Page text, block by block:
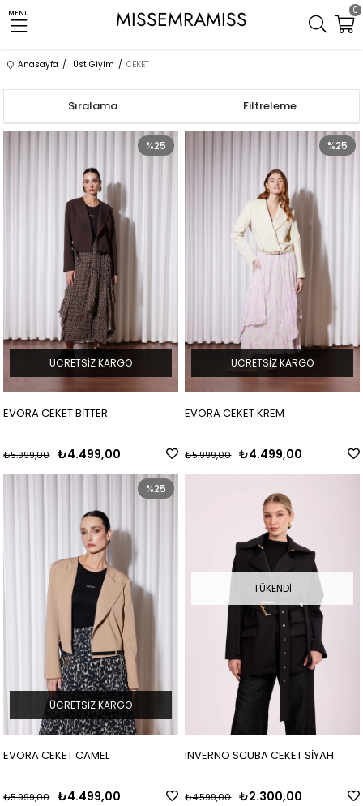
MENU MISSEMRAMISS 0
Anasayfa Üst Giyim CEKET
Filtreleme
Sıralama
EVORA CEKET BİTTER
₺4.499,00
₺5.999,00
%25
ÜCRETSIZ KARGO
EVORA CEKET KREM
₺4.499,00
₺5.999,00
%25
ÜCRETSIZ KARGO
EVORA CEKET CAMEL
₺4.499,00
₺5.999,00
%25
ÜCRETSIZ KARGO
TÜKENDI
INVERNO SCUBA CEKET SİYAH
₺2.300,00
₺4.599,00